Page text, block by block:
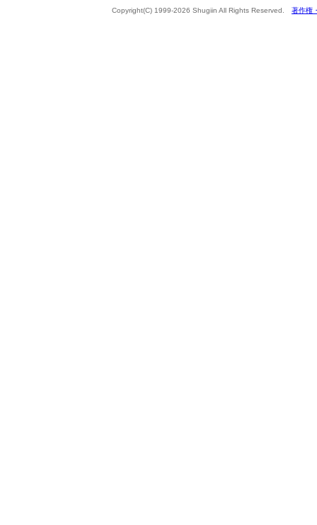
Copyright(C) 1999-2026 Shugiin All Rights Reserved. 著作権